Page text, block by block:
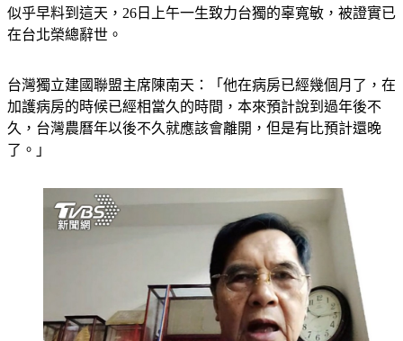
似乎早料到這天，26日上午一生致力台獨的辜寬敏，被證實已
在台北榮總辭世。
台灣獨立建國聯盟主席陳南天：「他在病房已經幾個月了，在
加護病房的時候已經相當久的時間，本來預計說到過年後不
久，台灣農曆年以後不久就應該會離開，但是有比預計還晚
了。」